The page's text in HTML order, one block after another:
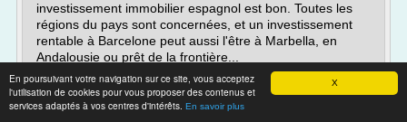
X
En poursuivant votre navigation sur ce site, vous acceptez
l'utilisation de cookies pour vous proposer des contenus et
services adaptés à vos centres d'intérêts. En savoir plus
investissement immobilier espagnol est bon. Toutes les
régions du pays sont concernées, et un investissement
rentable à Barcelone peut aussi l'être à Marbella, en
Andalousie ou prêt de la frontière...
Lire la suite
Date:2017-01-13 15:07:08